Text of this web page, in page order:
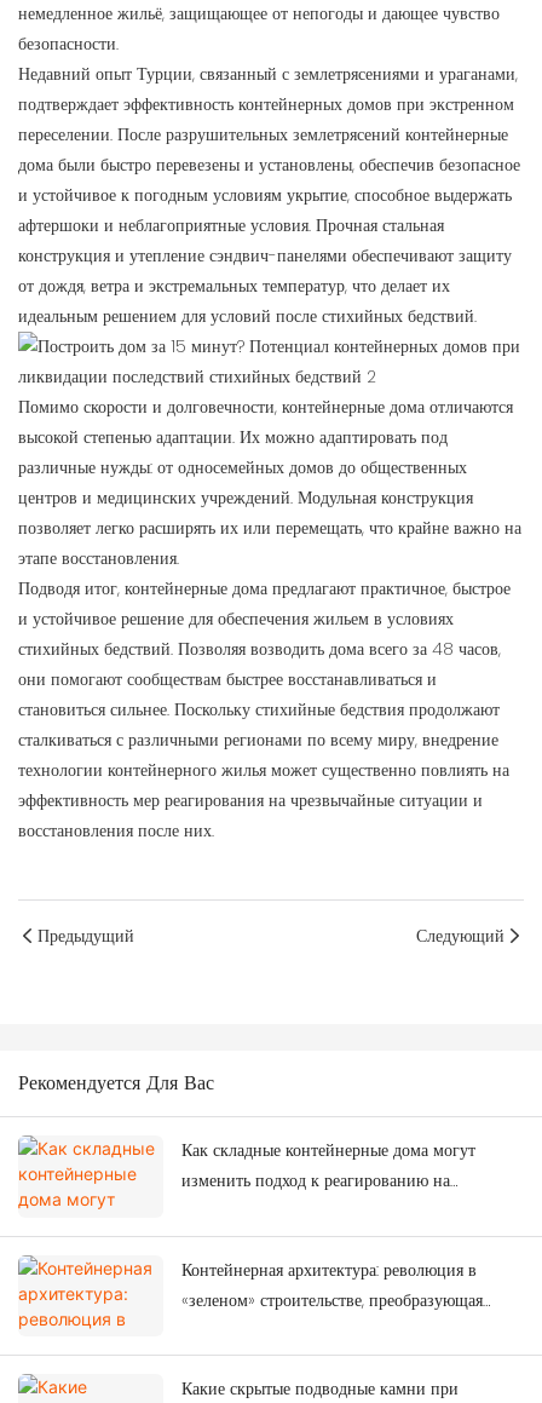
немедленное жильё, защищающее от непогоды и дающее чувство
безопасности.
Недавний опыт Турции, связанный с землетрясениями и ураганами,
подтверждает эффективность контейнерных домов при экстренном
переселении. После разрушительных землетрясений контейнерные
дома были быстро перевезены и установлены, обеспечив безопасное
и устойчивое к погодным условиям укрытие, способное выдержать
афтершоки и неблагоприятные условия. Прочная стальная
конструкция и утепление сэндвич-панелями обеспечивают защиту
от дождя, ветра и экстремальных температур, что делает их
идеальным решением для условий после стихийных бедствий.
Помимо скорости и долговечности, контейнерные дома отличаются
высокой степенью адаптации. Их можно адаптировать под
различные нужды: от односемейных домов до общественных
центров и медицинских учреждений. Модульная конструкция
позволяет легко расширять их или перемещать, что крайне важно на
этапе восстановления.
Подводя итог, контейнерные дома предлагают практичное, быстрое
и устойчивое решение для обеспечения жильем в условиях
стихийных бедствий. Позволяя возводить дома всего за 48 часов,
они помогают сообществам быстрее восстанавливаться и
становиться сильнее. Поскольку стихийные бедствия продолжают
сталкиваться с различными регионами по всему миру, внедрение
технологии контейнерного жилья может существенно повлиять на
эффективность мер реагирования на чрезвычайные ситуации и
восстановления после них.
Предыдущий Следующий
Рекомендуется Для Вас
Как складные контейнерные дома могут
изменить подход к реагированию на
землетрясений?
Контейнерная архитектура: революция в
«зеленом» строительстве, преобразующая
Какие скрытые подводные камни при